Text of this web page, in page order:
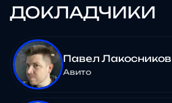
ДОКЛАДЧИКИ
Павел Лакосников
Авито